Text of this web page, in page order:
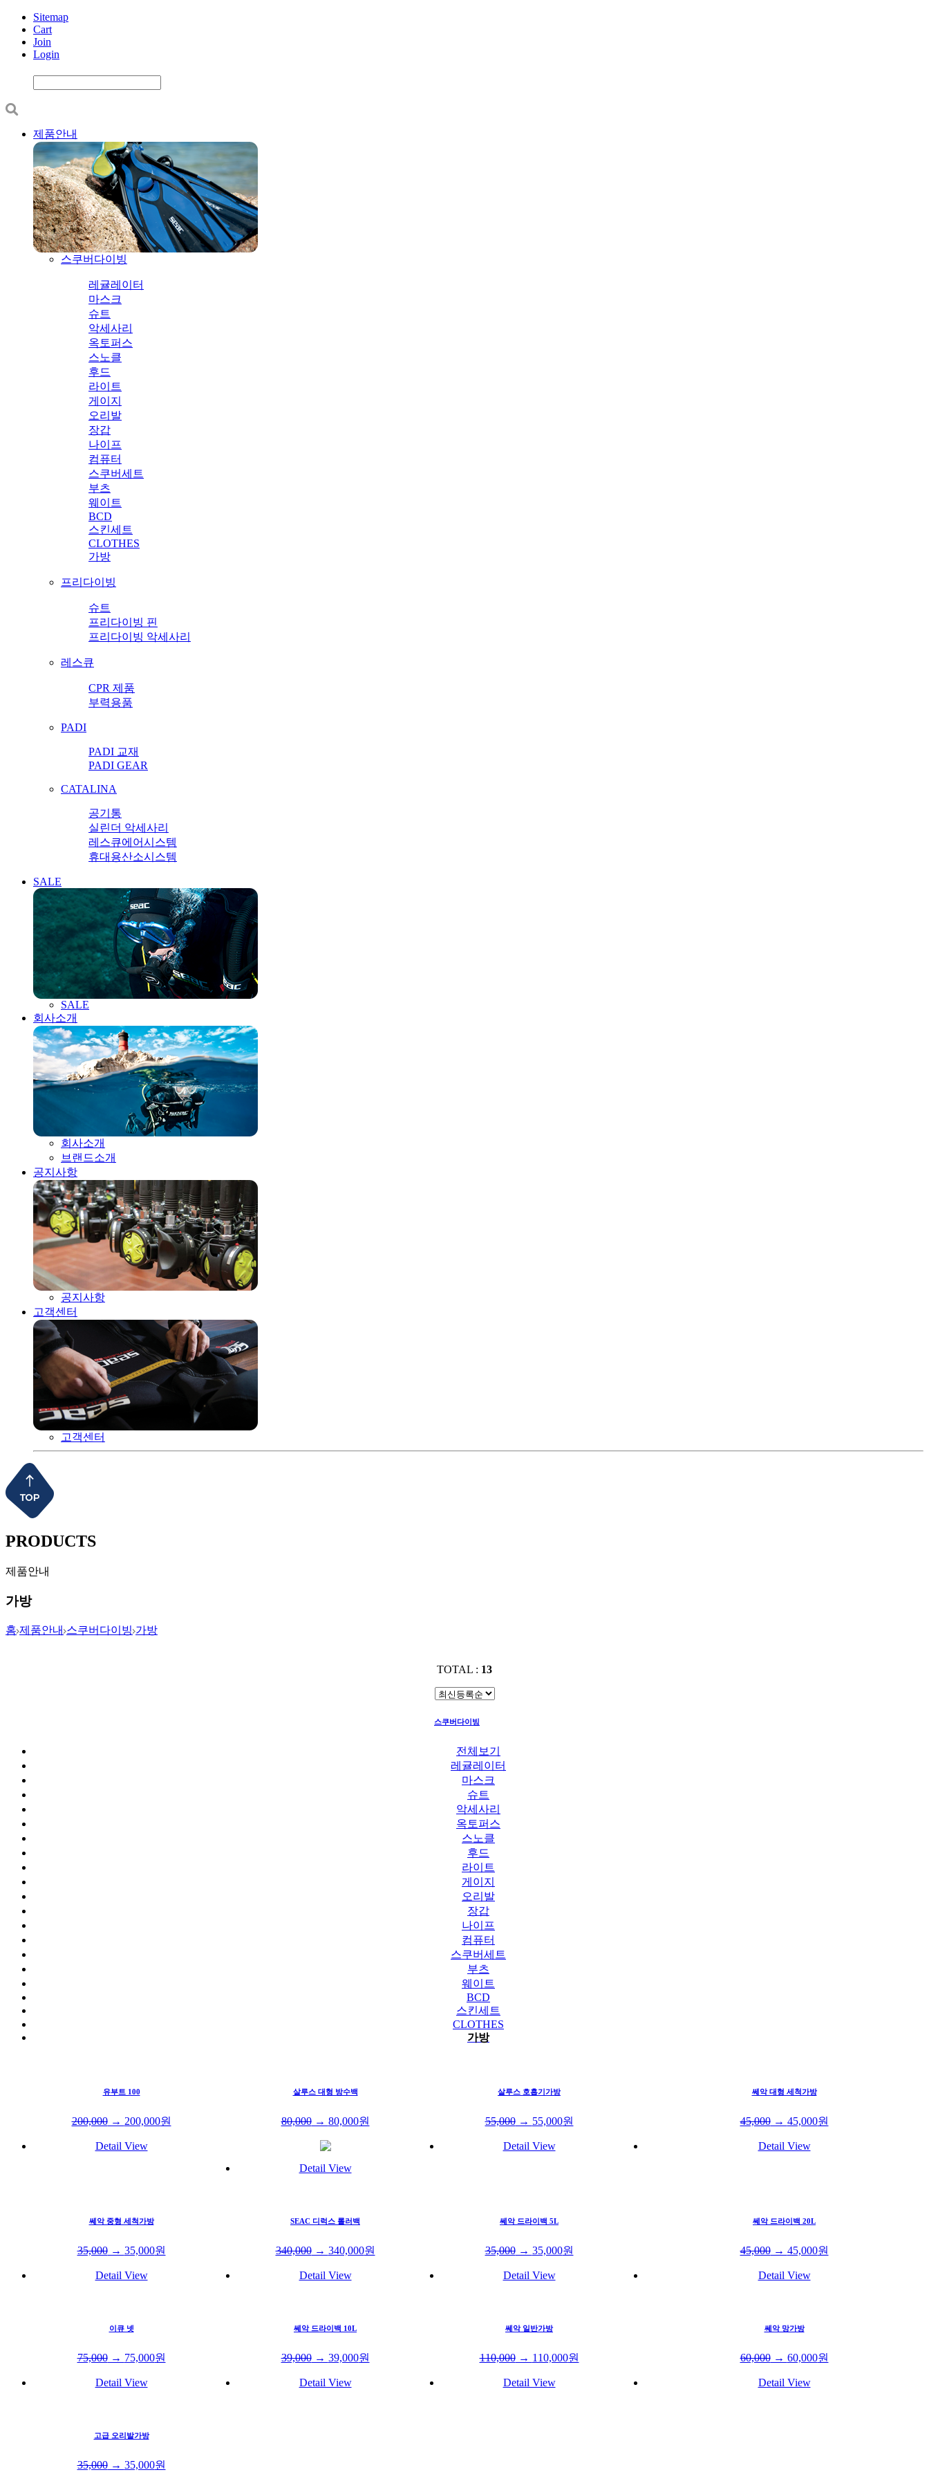
Sitemap
Cart
Join
Login
제품안내
스쿠버다이빙
레귤레이터
마스크
슈트
악세사리
옥토퍼스
스노클
후드
라이트
게이지
오리발
장갑
나이프
컴퓨터
스쿠버세트
부츠
웨이트
BCD
스킨세트
CLOTHES
가방
프리다이빙
슈트
프리다이빙 핀
프리다이빙 악세사리
레스큐
CPR 제품
부력용품
PADI
PADI 교재
PADI GEAR
CATALINA
공기통
실린더 악세사리
레스큐에어시스템
휴대용산소시스템
SALE
SALE
회사소개
회사소개
브랜드소개
공지사항
공지사항
고객센터
고객센터
PRODUCTS
제품안내
가방
홈 제품안내 스쿠버다이빙 가방
TOTAL : 13
스쿠버다이빙
전체보기
레귤레이터
마스크
슈트
악세사리
옥토퍼스
스노클
후드
라이트
게이지
오리발
장갑
나이프
컴퓨터
스쿠버세트
부츠
웨이트
BCD
스킨세트
CLOTHES
가방
유부트 100
200,000→ 200,000원
Detail View
살루스 대형 방수백
80,000→ 80,000원
Detail View
살루스 호흡기가방
55,000→ 55,000원
Detail View
쎄악 대형 세척가방
45,000→ 45,000원
Detail View
쎄악 중형 세척가방
35,000→ 35,000원
Detail View
SEAC 디럭스 롤러백
340,000→ 340,000원
Detail View
쎄악 드라이백 5L
35,000→ 35,000원
Detail View
쎄악 드라이백 20L
45,000→ 45,000원
Detail View
이큐 넷
75,000→ 75,000원
Detail View
쎄악 드라이백 10L
39,000→ 39,000원
Detail View
쎄악 일반가방
110,000→ 110,000원
Detail View
쎄악 망가방
60,000→ 60,000원
Detail View
고급 오리발가방
35,000→ 35,000원